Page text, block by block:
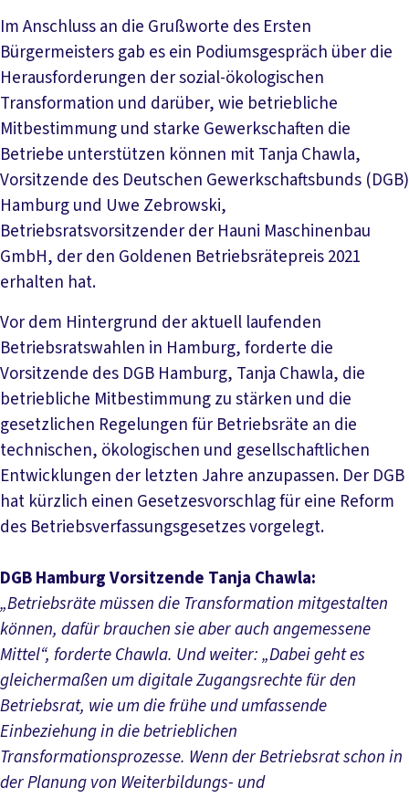
Im Anschluss an die Grußworte des Ersten
Bürgermeisters gab es ein Podiumsgespräch über die
Herausforderungen der sozial-ökologischen
Transformation und darüber, wie betriebliche
Mitbestimmung und starke Gewerkschaften die
Betriebe unterstützen können mit Tanja Chawla,
Vorsitzende des Deutschen Gewerkschaftsbunds (DGB)
Hamburg und Uwe Zebrowski,
Betriebsratsvorsitzender der Hauni Maschinenbau
GmbH, der den Goldenen Betriebsrätepreis 2021
erhalten hat.
Vor dem Hintergrund der aktuell laufenden
Betriebsratswahlen in Hamburg, forderte die
Vorsitzende des DGB Hamburg, Tanja Chawla, die
betriebliche Mitbestimmung zu stärken und die
gesetzlichen Regelungen für Betriebsräte an die
technischen, ökologischen und gesellschaftlichen
Entwicklungen der letzten Jahre anzupassen. Der DGB
hat kürzlich einen Gesetzesvorschlag für eine Reform
des Betriebsverfassungsgesetzes vorgelegt.
DGB Hamburg Vorsitzende Tanja Chawla:
„Betriebsräte müssen die Transformation mitgestalten
können, dafür brauchen sie aber auch angemessene
Mittel“, forderte Chawla. Und weiter: „Dabei geht es
gleichermaßen um digitale Zugangsrechte für den
Betriebsrat, wie um die frühe und umfassende
Einbeziehung in die betrieblichen
Transformationsprozesse. Wenn der Betriebsrat schon in
der Planung von Weiterbildungs- und